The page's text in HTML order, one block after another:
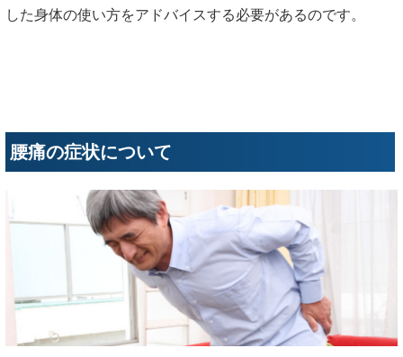
した身体の使い方をアドバイスする必要があるのです。
腰痛の症状について